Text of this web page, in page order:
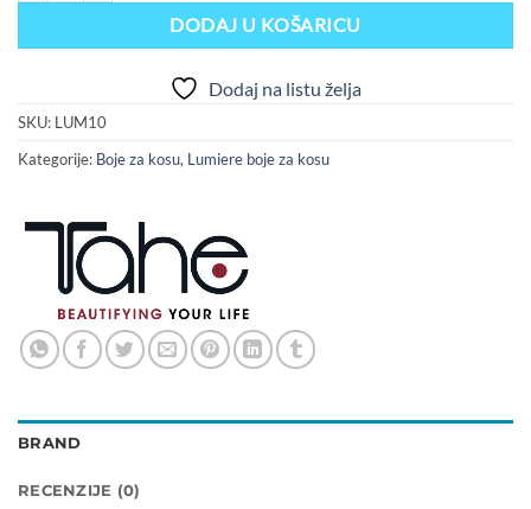
DODAJ U KOŠARICU
Dodaj na listu želja
SKU: LUM10
Kategorije: Boje za kosu, Lumiere boje za kosu
BRAND
RECENZIJE (0)